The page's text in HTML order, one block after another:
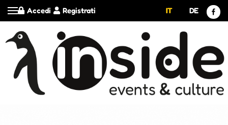
Registrati
Accedi IT DE